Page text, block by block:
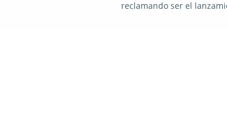
reclamando ser el